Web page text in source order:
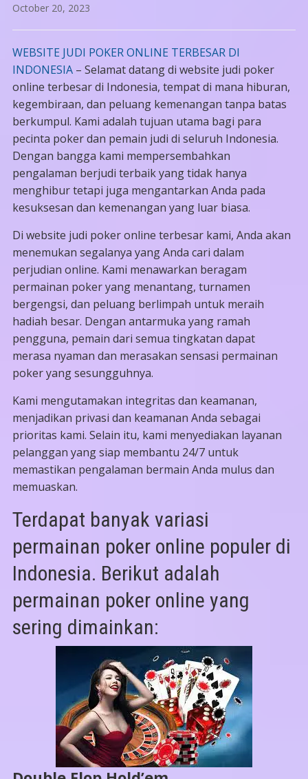
October 20, 2023
WEBSITE JUDI POKER ONLINE TERBESAR DI
INDONESIA– Selamat datang di website judi poker
online terbesar di Indonesia, tempat di mana hiburan,
kegembiraan, dan peluang kemenangan tanpa batas
berkumpul. Kami adalah tujuan utama bagi para
pecinta poker dan pemain judi di seluruh Indonesia.
Dengan bangga kami mempersembahkan
pengalaman berjudi terbaik yang tidak hanya
menghibur tetapi juga mengantarkan Anda pada
kesuksesan dan kemenangan yang luar biasa.
Di website judi poker online terbesar kami, Anda akan
menemukan segalanya yang Anda cari dalam
perjudian online. Kami menawarkan beragam
permainan poker yang menantang, turnamen
bergengsi, dan peluang berlimpah untuk meraih
hadiah besar. Dengan antarmuka yang ramah
pengguna, pemain dari semua tingkatan dapat
merasa nyaman dan merasakan sensasi permainan
poker yang sesungguhnya.
Kami mengutamakan integritas dan keamanan,
menjadikan privasi dan keamanan Anda sebagai
prioritas kami. Selain itu, kami menyediakan layanan
pelanggan yang siap membantu 24/7 untuk
memastikan pengalaman bermain Anda mulus dan
memuaskan.
Terdapat banyak variasi
permainan poker online populer di
Indonesia. Berikut adalah
permainan poker online yang
sering dimainkan: